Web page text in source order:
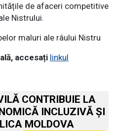
de afaceri competitive
Nistrului.
maluri ale râului Nistru
accesați linkul
CONTRIBUIE LA
INCLUZIVĂ ȘI
MOLDOVA